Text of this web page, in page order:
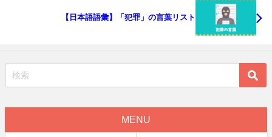
【日本語語彙】「犯罪」の言葉リスト
MENU